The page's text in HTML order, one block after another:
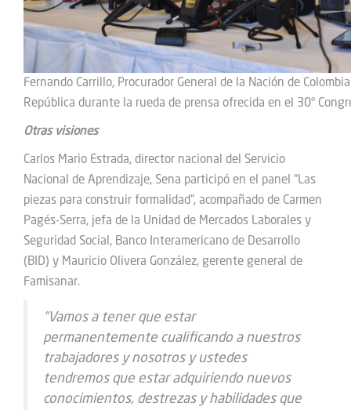
Fernando Carrillo, Procurador General de la Nación de
República durante la rueda de prensa ofrecida en el 30°
Otras visiones
Carlos Mario Estrada, director nacional del Servicio
Nacional de Aprendizaje, Sena participó en el panel “Las
piezas para construir formalidad”, acompañado de Carmen
Pagés-Serra, jefa de la Unidad de Mercados Laborales y
Seguridad Social, Banco Interamericano de Desarrollo
(BID) y Mauricio Olivera González, gerente general de
Famisanar.
“Vamos a tener que estar
permanentemente cualificando a nuestros
trabajadores y nosotros y ustedes
tendremos que estar adquiriendo nuevos
conocimientos, destrezas y habilidades que